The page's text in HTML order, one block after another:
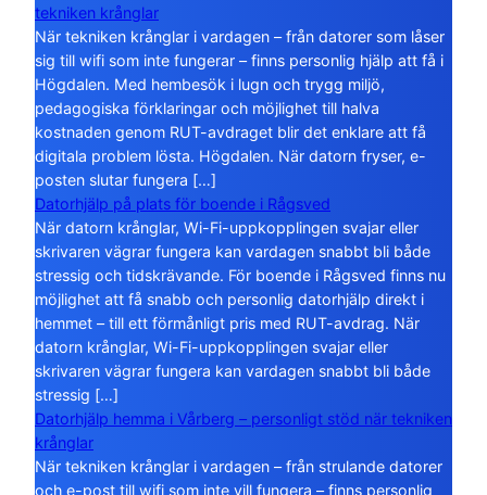
tekniken krånglar
När tekniken krånglar i vardagen – från datorer som låser
sig till wifi som inte fungerar – finns personlig hjälp att få i
Högdalen. Med hembesök i lugn och trygg miljö,
pedagogiska förklaringar och möjlighet till halva
kostnaden genom RUT-avdraget blir det enklare att få
digitala problem lösta. Högdalen. När datorn fryser, e-
posten slutar fungera […]
Datorhjälp på plats för boende i Rågsved
När datorn krånglar, Wi-Fi-uppkopplingen svajar eller
skrivaren vägrar fungera kan vardagen snabbt bli både
stressig och tidskrävande. För boende i Rågsved finns nu
möjlighet att få snabb och personlig datorhjälp direkt i
hemmet – till ett förmånligt pris med RUT-avdrag. När
datorn krånglar, Wi-Fi-uppkopplingen svajar eller
skrivaren vägrar fungera kan vardagen snabbt bli både
stressig […]
Datorhjälp hemma i Vårberg – personligt stöd när tekniken
krånglar
När tekniken krånglar i vardagen – från strulande datorer
och e-post till wifi som inte vill fungera – finns personlig